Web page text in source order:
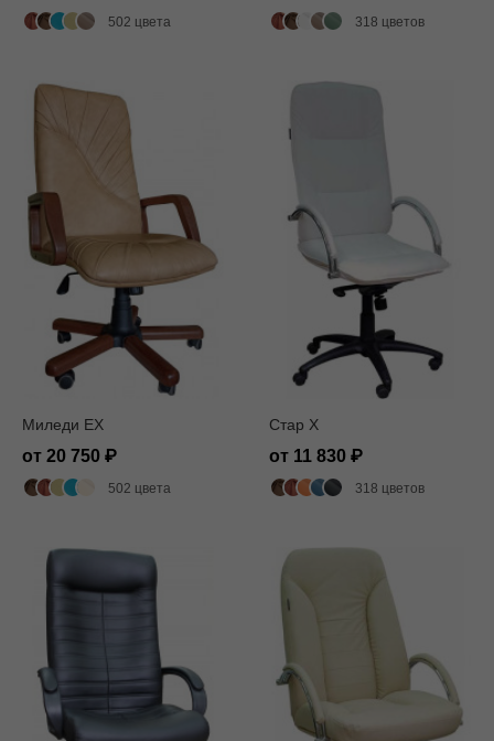
502 цвета 318 цветов
Миледи EX
от 20 750
502 цвета
Стар X
от 11 830
318 цветов